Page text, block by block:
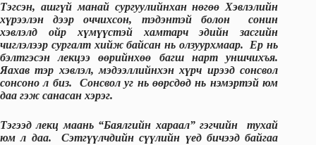
Тэгсэн, ашгүй манай сургуулийнхан нөгөө Хэвлэлийн
хүрээлэн дээр оччихсон, тэдэнтэй болон сонин
хэвлэлд ойр хүмүүстэй хамтарч эдийн засгийн
чиглэлээр сургалт хийж байсан нь олзуурхмаар. Ер нь
бэлтгэсэн лекцээ өөрийнхөө багш нарт уншчихъя.
Яахав тэр хэвлэл, мэдээллийнхэн хүрч ирээд сонсвол
сонсоно л биз. Сонсвол уг нь өөрсдөд нь нэмэртэй юм
даа гэж санасан хэрэг.
Тэгээд лекц маань “Баялгийн хараал” гэгчийн тухай
юм л даа. Сэтгүүлчдийн сүүлийн үед бичээд байгаа